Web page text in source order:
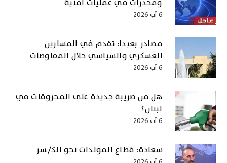
ومخدرات في عمليات أمنية
6 آب 2026
مصادر بعبدا: تقدم في المسارين
العسكري والسياسي خلال المفاوضات
6 آب 2026
هل من ضريبة جديدة على المحروقات في
لبنان؟
6 آب 2026
سعادة: قطاع المولدات نحو الكـ/ـسر